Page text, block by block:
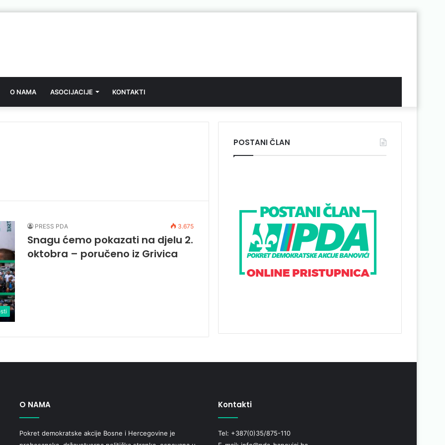
O NAMA ASOCIJACIJE KONTAKTI
PRESS PDA 3.675
Snagu ćemo pokazati na djelu 2.
oktobra – poručeno iz Grivica
POSTANI ČLAN
O NAMA
Pokret demokratske akcije Bosne i Hercegovine je
Kontakti
Tel: +387(0)35/875-110